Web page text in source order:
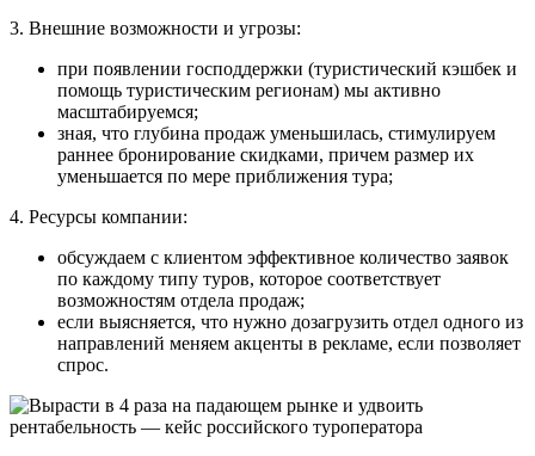
3. Внешние возможности и угрозы:
при появлении господдержки (туристический кэшбек и
помощь туристическим регионам) мы активно
масштабируемся;
зная, что глубина продаж уменьшилась, стимулируем
раннее бронирование скидками, причем размер их
уменьшается по мере приближения тура;
4. Ресурсы компании:
обсуждаем с клиентом эффективное количество заявок
по каждому типу туров, которое соответствует
возможностям отдела продаж;
если выясняется, что нужно дозагрузить отдел одного из
направлений меняем акценты в рекламе, если позволяет
спрос.